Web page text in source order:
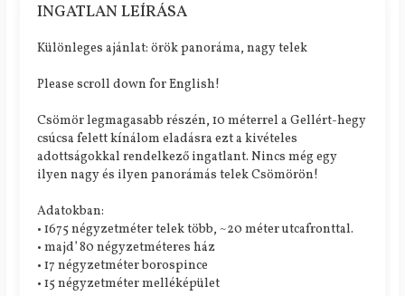
INGATLAN LEÍRÁSA
Különleges ajánlat: örök panoráma, nagy telek
Please scroll down for English!
Csömör legmagasabb részén, 10 méterrel a Gellért-hegy
csúcsa felett kínálom eladásra ezt a kivételes
adottságokkal rendelkező ingatlant. Nincs még egy
ilyen nagy és ilyen panorámás telek Csömörön!
Adatokban:
• 1675 négyzetméter telek több, ~20 méter utcafronttal.
• majd’ 80 négyzetméteres ház
• 17 négyzetméter borospince
• 15 négyzetméter melléképület